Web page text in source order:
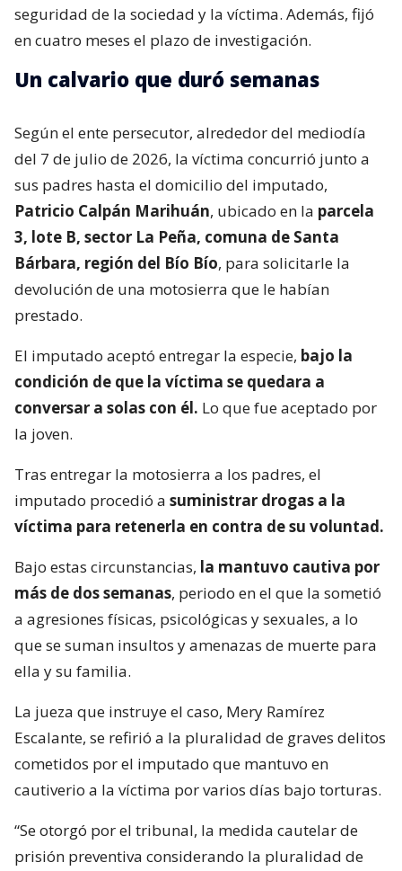
seguridad de la sociedad y la víctima. Además, fijó
en cuatro meses el plazo de investigación.
Un calvario que duró semanas
Según el ente persecutor, alrededor del mediodía
del 7 de julio de 2026, la víctima concurrió junto a
sus padres hasta el domicilio del imputado,
Patricio Calpán Marihuán, ubicado en la parcela
3, lote B, sector La Peña, comuna de Santa
Bárbara, región del Bío Bío, para solicitarle la
devolución de una motosierra que le habían
prestado.
El imputado aceptó entregar la especie, bajo la
condición de que la víctima se quedara a
conversar a solas con él. Lo que fue aceptado por
la joven.
Tras entregar la motosierra a los padres, el
imputado procedió a suministrar drogas a la
víctima para retenerla en contra de su voluntad.
Bajo estas circunstancias, la mantuvo cautiva por
más de dos semanas, periodo en el que la sometió
a agresiones físicas, psicológicas y sexuales, a lo
que se suman insultos y amenazas de muerte para
ella y su familia.
La jueza que instruye el caso, Mery Ramírez
Escalante, se refirió a la pluralidad de graves delitos
cometidos por el imputado que mantuvo en
cautiverio a la víctima por varios días bajo torturas.
“Se otorgó por el tribunal, la medida cautelar de
prisión preventiva considerando la pluralidad de